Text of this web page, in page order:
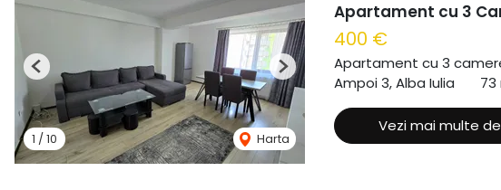
1 /10 Harta
Previous Next
Apartament cu 3
400 €
Apartament cu 3
Ampoi 3, Alba Iulia
73
Vezi mai multe